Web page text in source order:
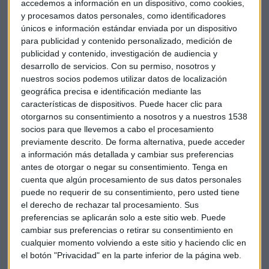
accedemos a información en un dispositivo, como cookies,
y procesamos datos personales, como identificadores
únicos e información estándar enviada por un dispositivo
para publicidad y contenido personalizado, medición de
publicidad y contenido, investigación de audiencia y
desarrollo de servicios. Con su permiso, nosotros y
nuestros socios podemos utilizar datos de localización
geográfica precisa e identificación mediante las
características de dispositivos. Puede hacer clic para
otorgarnos su consentimiento a nosotros y a nuestros 1538
socios para que llevemos a cabo el procesamiento
previamente descrito. De forma alternativa, puede acceder
a información más detallada y cambiar sus preferencias
antes de otorgar o negar su consentimiento. Tenga en
cuenta que algún procesamiento de sus datos personales
puede no requerir de su consentimiento, pero usted tiene
el derecho de rechazar tal procesamiento. Sus
preferencias se aplicarán solo a este sitio web. Puede
cambiar sus preferencias o retirar su consentimiento en
cualquier momento volviendo a este sitio y haciendo clic en
el botón "Privacidad" en la parte inferior de la página web.
Aunque el gobierno de Erdogan habla de independencia del
Banco Central de Turquía, en la práctica todos sabemos
que el presidente no quiere que se suban los tipos de interés
en una economía que depende del endeudamiento.
Ibex 35 ha bajado hoy un 1,56% hasta los 9.602
puntosen una sesión en la que la banca ha caído con
fuerza, sobre todo las acciones de
BBVA
que se han dejado
más de un 5% (hasta 5,94 euros) ante la preocupación del
mercado por la exposición de la entidad al mercado turco a
través de Garanti. Las caídas en bolsa también han sido
fuertes en el caso de la entidad italianaUnicrédito,
expuesta también al mercado turco.
Este viernes el euro también ha perdido un soporte
importante: el nivel de 1,15en su cruce contra el dólar,
que ha actuado como moneda refugio durante toda la
sesión. En algunos momentos de la jornada el euro ha